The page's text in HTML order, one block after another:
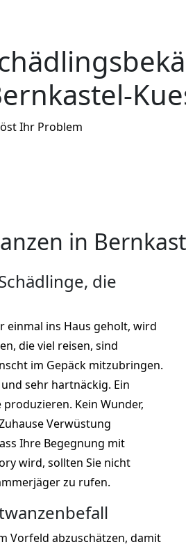
Ihr Problem
in
die
einmal ins Haus geholt, wird
die viel reisen, sind
im Gepäck mitzubringen.
sehr hartnäckig. Ein
Kein Wunder,
Verwüstung
Ihre Begegnung mit
wird, sollten Sie nicht
zu rufen.
Vorfeld abzuschätzen, damit